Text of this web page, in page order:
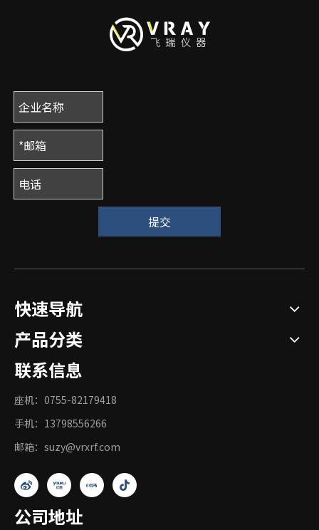
提交
快速导航
产品分类
联系信息
座机：0755-82179418
手机：13798556266
邮箱： suzy@vrxrf.com
公司地址